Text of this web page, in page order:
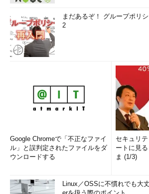
まだあるぞ！ グループポリシ
2
Google Chromeで「不正なファイ
ル」と誤判定されたファイルをダ
ウンロードする
セキュリ
ートに見
ま (1/3)
Linux／OSSに不慣れでも大